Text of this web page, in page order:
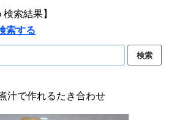
索結果】
索する
汁で作れるたき合わせ